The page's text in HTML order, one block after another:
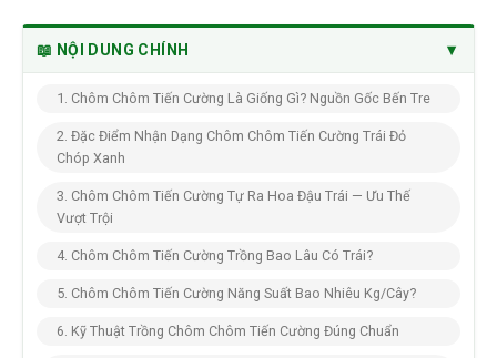
📖 NỘI DUNG CHÍNH ▾
1. Chôm Chôm Tiến Cường Là Giống Gì? Nguồn Gốc Bến Tre
2. Đặc Điểm Nhận Dạng Chôm Chôm Tiến Cường Trái Đỏ
Chóp Xanh
3. Chôm Chôm Tiến Cường Tự Ra Hoa Đậu Trái — Ưu Thế
Vượt Trội
4. Chôm Chôm Tiến Cường Trồng Bao Lâu Có Trái?
5. Chôm Chôm Tiến Cường Năng Suất Bao Nhiêu Kg/Cây?
6. Kỹ Thuật Trồng Chôm Chôm Tiến Cường Đúng Chuẩn